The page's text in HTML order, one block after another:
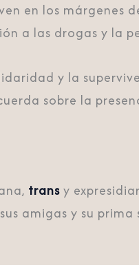
en los márgenes
a las drogas y la
y la
sobre la
transy
amigas y su